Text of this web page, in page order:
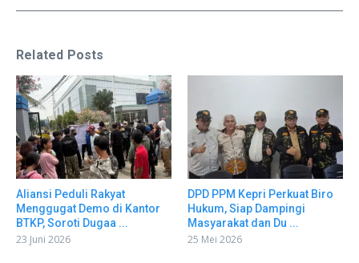
Related Posts
Aliansi Peduli Rakyat
Menggugat Demo di Kantor
BTKP, Soroti Dugaa ...
23 Juni 2026
DPD PPM Kepri Perkuat Biro
Hukum, Siap Dampingi
Masyarakat dan Du ...
25 Mei 2026